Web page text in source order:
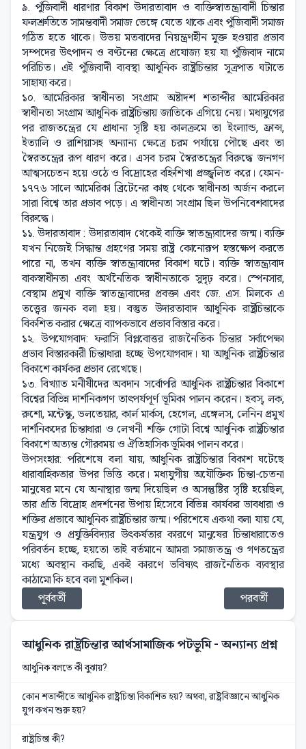
৯. পুঁজিবাদী ধারণার বিকাশ উদারতাবাদ ও ব্যক্তিস্বাতন্ত্র্যবাদী চিন্তার
ফলশ্রুতিতে সামন্তবাদী সমাজ ভেঙ্গে যেতে থাকে এবং পুঁজিবাদী সমাজ
গঠিত হতে থাকে। উভয় মতবাদের নিয়ন্ত্রণহীন মুক্ত হওয়ার প্রভাব
সম্পদের উৎপাদন ও বণ্টনের ক্ষেত্রে প্রযোজ্য হয় যা পুঁজিবাদ নামে
পরিচিত। এই পুঁজিবাদী ব্যবস্থা আধুনিক রাষ্ট্রচিন্তার সূত্রপাত ঘটাতে
সাহায্য করে।
১০. আমেরিকার স্বাধীনতা সংগ্রাম: অষ্টাদশ শতাব্দীর আমেরিকার
স্বাধীনতা সংগ্রাম আধুনিক রাষ্ট্রচিন্তায় জাতিকে এগিয়ে নেয়। মধ্যযুগের
পর রাজতন্ত্রের যে প্রাধান্য সৃষ্টি হয় কালক্রমে তা ইংল্যান্ড, ফ্রান্স,
ইত্যালি ও রাশিয়াসহ অন্যান্য ক্ষেত্রে চরম পর্যায়ে পৌছে এবং তা
স্বৈরতন্ত্রের রূপ ধারণ করে। এসব চরম স্বৈরতন্ত্রের বিরুদ্ধে জনগণ
আত্মসচেতন হয়ে ওঠে ও বিদ্রোহের বহ্নিশিখা প্রজ্জ্বলিত করে। যেমন-
১৭৭৬ সালে আমেরিকা ব্রিটেনের কাছ থেকে স্বাধীনতা অর্জন করলে
সারা বিশ্বে তার প্রভাব পড়ে। এ স্বাধীনতা সংগ্রাম ছিল উপনিবেশবাদের
বিরুদ্ধে।
১১. উদারতাবাদ : উদারতাবাদ থেকেই ব্যক্তি স্বাতন্ত্র্যবাদের জন্ম। ব্যক্তি
যখন নিজেই সিদ্ধান্ত গ্রহণের সময় রাষ্ট্র কোনোরূপ হস্তক্ষেপ করতে
পারে না, তখন ব্যক্তি স্বাতন্ত্র্যবাদের বিকাশ ঘটে। ব্যক্তি স্বাতন্ত্র্যবাদ
বাকস্বাধীনতা এবং অর্থনৈতিক স্বাধীনতাকে সুদৃঢ় করে। স্পেনসার,
বেস্থাম প্রমুখ ব্যক্তি স্বাতন্ত্র্যবাদের প্রবক্তা এবং জে. এস. মিলকে এ
তত্ত্বের জনক বলা হয়। বস্তুত উদারতাবাদ আধুনিক রাষ্ট্রচিন্তাকে
বিকশিত করার ক্ষেত্রে ব্যাপকভাবে প্রভাব বিস্তার করে।
১২. উপযোগবাদ: ফরাসি বিপ্লবোত্তর রাজনৈতিক চিন্তার সর্বাপেক্ষা
প্রভাব বিস্তারকারী চিন্তাধারা হচ্ছে উপযোগবাদ। যা আধুনিক রাষ্ট্রচিন্তার
বিকাশে কার্যকর প্রভাব রেখেছে।
১৩. বিখ্যাত মনীষীদের অবদান সর্বোপরি আধুনিক রাষ্ট্রচিন্তার বিকাশে
বিশ্বের বিভিন্ন দার্শনিকগণ তাৎপর্যপূর্ণ ভূমিকা পালন করেন। হবস্, লক,
রুশো, মন্টেস্কু, ভলতেয়ার, কার্ল মার্কস, হেগেল, এঙ্গেলস, লেনিন প্রমুখ
দার্শনিকদের চিন্তাধারা ও লেখনী শক্তি গোটা বিশ্বে আধুনিক রাষ্ট্রচিন্তার
বিকাশে অত্যন্ত গৌরবময় ও ঐতিহাসিক ভূমিকা পালন করে।
উপসংহার: পরিশেষে বলা যায়, আধুনিক রাষ্ট্রচিন্তার বিকাশ ঘটেছে
ধারাবাহিকতার উপর ভিত্তি করে। মধ্যযুগীয় অযৌক্তিক চিন্তা-চেতনা
মানুষের মনে যে অনাস্থার জন্ম দিয়েছিল ও অসন্তুষ্টির সৃষ্টি হয়েছিল,
তার প্রতি বিদ্রোহ প্রদর্শনের উপায় হিসেবে বিভিন্ন কার্যকর ভাবধারা ও
শক্তির প্রভাবে আধুনিক রাষ্ট্রচিন্তার জন্ম। পরিশেষে একথা বলা যায় যে,
যন্ত্রযুগ ও প্রযুক্তিবিদ্যার উৎকর্ষতার কারণে মানুষের চিন্তাধারাতেও
পরিবর্তন হচ্ছে, হয়তো তাই বর্তমানে আমরা সমাজতন্ত্র ও গণতন্ত্রের
মধ্যে অবস্থান করছি, একই কারণে ভবিষ্যৎ রাজনৈতিক ব্যবস্থার
কাঠামো কি হবে বলা মুশকিল।
পূর্ববর্তী
পরবর্তী
আধুনিক রাষ্ট্রচিন্তার আর্থসামাজিক পটভূমি- অন্যান্য প্রশ্ন
আধুনিক বলতে কী বুঝায়?
কোন শতাব্দীতে আধুনিক রাষ্ট্রচিন্তা বিকাশিত হয়? অথবা, রাষ্ট্রবিজ্ঞানে আধুনিক
যুগ কখন শুরু হয়?
রাষ্ট্রচিন্তা কী?